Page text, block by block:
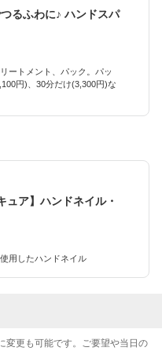
るふわに♪ ハンドスパ
ートメント、パック。パッ
円)、30分だけ(3,300円)な
ュア】ハンドネイル・
用したハンドネイル
変更も可能です。ご要望や当日の